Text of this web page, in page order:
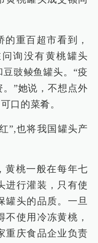
重百超市看到，
询没有黄桃罐头
豉鲮鱼罐头。“疫
”她说，不想点外
口的菜肴。
”,也将我国罐头产
黄桃一般在每年七
进行灌装，只有使
罐头的品质。一旦
使用冷冻黄桃，
重庆食品企业负责